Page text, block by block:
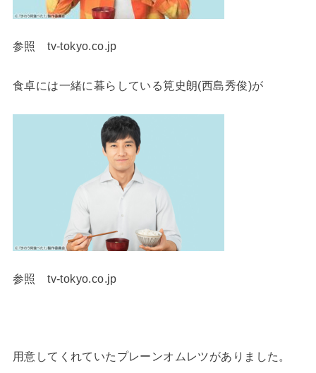
参照 tv-tokyo.co.jp
食卓には一緒に暮らしている筧史朗(西島秀俊)が
参照 tv-tokyo.co.jp
用意してくれていたプレーンオムレツがありました。